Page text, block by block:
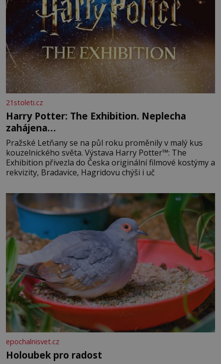
21stoleti.cz
Harry Potter: The Exhibition. Neplecha
zahájena…
Pražské Letňany se na půl roku proměnily v malý kus
kouzelnického světa. Výstava Harry Potter™: The
Exhibition přivezla do Česka originální filmové kostýmy a
rekvizity, Bradavice, Hagridovu chýši i uč
epochalnisvet.cz
Holoubek pro radost